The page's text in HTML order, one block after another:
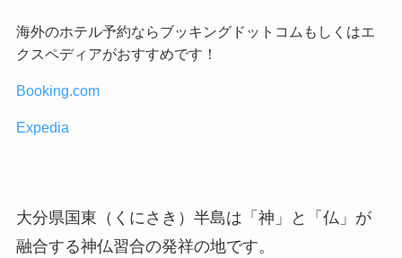
海外のホテル予約ならブッキングドットコムもしくはエ
クスペディアがおすすめです！
Booking.com
Expedia
大分県国東（くにさき）半島は「神」と「仏」が
融合する神仏習合の発祥の地です。